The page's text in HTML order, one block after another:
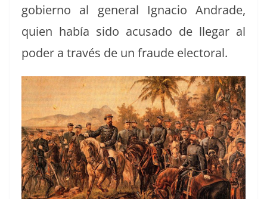
gob­ier­no al gen­er­al Igna­cio Andrade,
quien había sido acu­sa­do de lle­gar al
poder a través de un fraude electoral.